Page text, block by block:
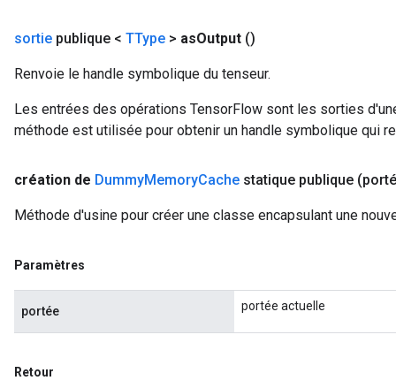
sortie publique < TType > asOutput ()
Renvoie le handle symbolique du tenseur.
Les entrées des opérations TensorFlow sont les sorties
méthode est utilisée pour obtenir un handle symbolique qui
création de DummyMemoryCache statique publique
Méthode d'usine pour créer une classe encapsulant une
Paramètres
portée portée actuelle
Retour